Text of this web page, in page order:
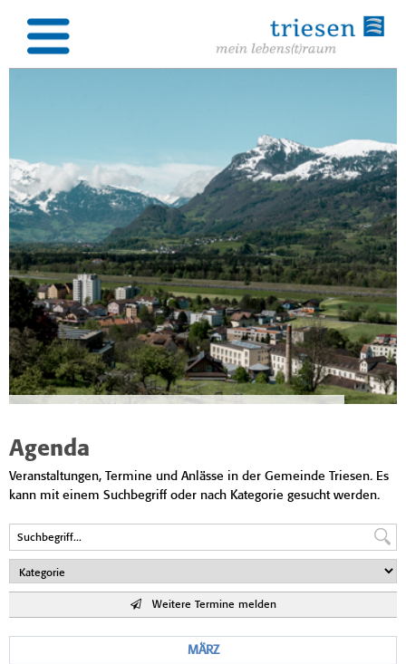
Agenda
Veranstaltungen, Termine und Anlässe in der Gemeinde Triesen. Es
kann mit einem Suchbegriff oder nach Kategorie gesucht werden.
Weitere Termine melden
MÄRZ